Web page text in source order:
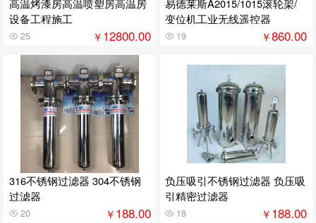
高温烤漆房高温喷塑房高温房
设备工程施工
25 ￥12800.00
易德莱斯A2015/1015滚轮架/
变位机工业无线遥控器
19 ￥860.00
316不锈钢过滤器 304不锈钢
过滤器
20 ￥188.00
负压吸引不锈钢过滤器 负压吸
引精密过滤器
18 ￥188.00